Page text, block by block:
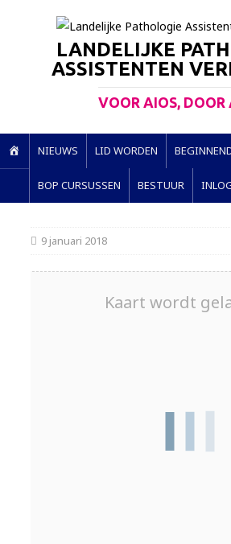
LANDELIJKE
ASSISTENTEN
VOOR AIOS, DOOR
O
E
NIEUWS LID WORDEN
BOP CURSUSSEN BESTUUR
9 januari 2018
Kaart wordt